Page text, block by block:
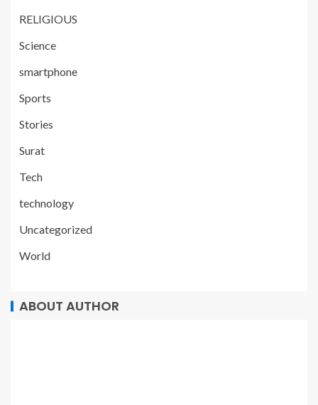
RELIGIOUS
Science
smartphone
Sports
Stories
Surat
Tech
technology
Uncategorized
World
ABOUT AUTHOR